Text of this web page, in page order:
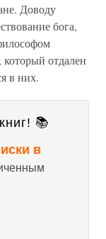
Доводу
бога,
отдален
в них.
📚
в